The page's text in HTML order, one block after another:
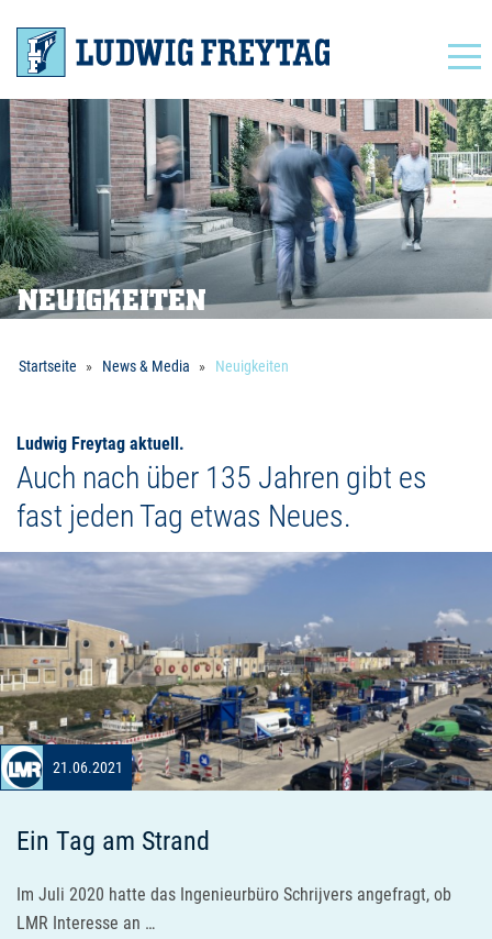
NEUIGKEITEN
Startseite News & Media Neuigkeiten
Ludwig Freytag aktuell.
Auch nach über 135 Jahren gibt es
fast jeden Tag etwas Neues.
21.06.2021
Ein Tag am Strand
Im Juli 2020 hatte das Ingenieurbüro Schrijvers angefragt, ob
LMR Interesse an …